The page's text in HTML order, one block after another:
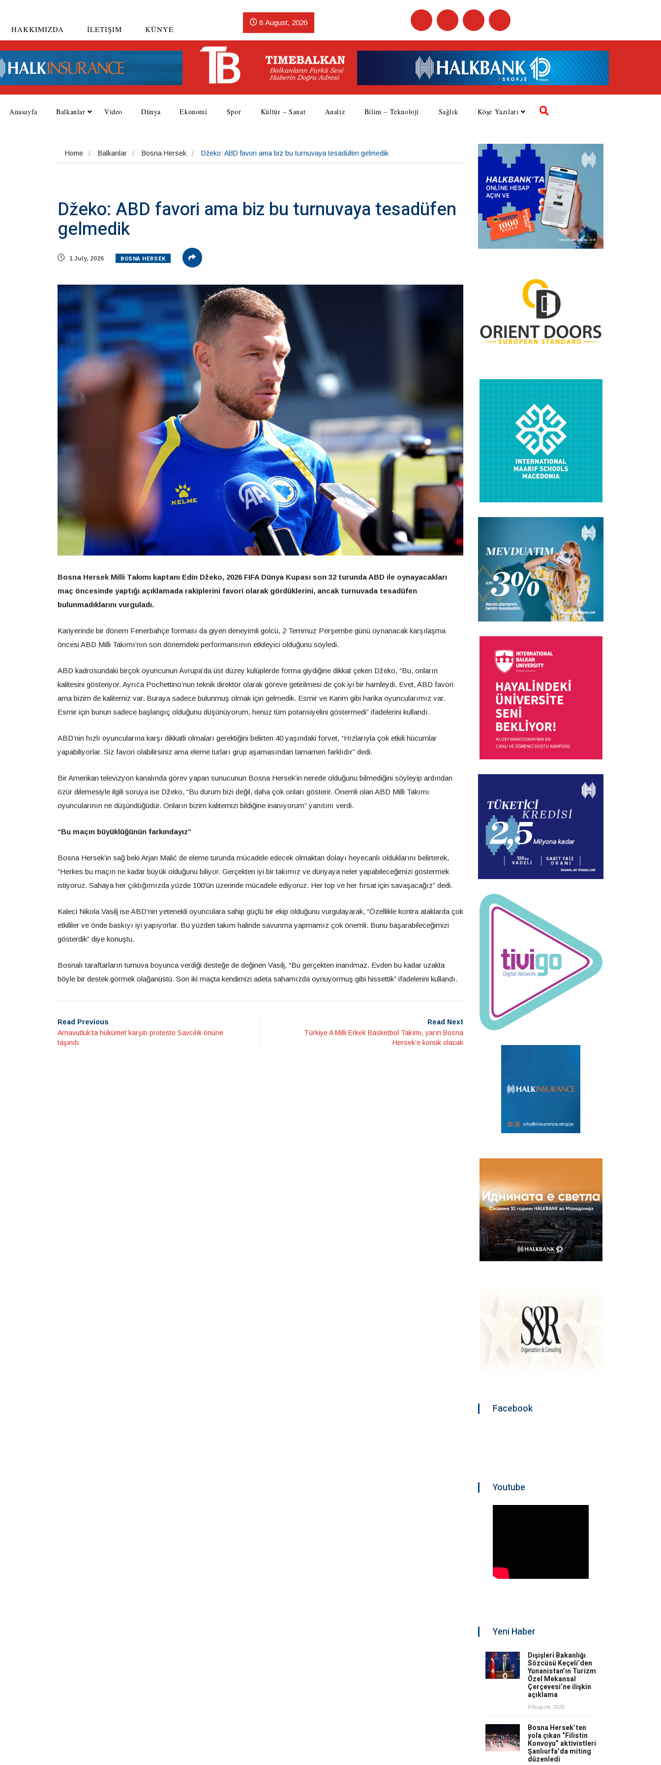
HAKKIMIZDA İLETIŞIM KÜNYE
8 August, 2026
Anasayfa Balkanlar Video Dünya Ekonomi Spor Kültür – Sanat Analiz Bilim – Teknoloji Sağlık Köşe Yazıları
Home Balkanlar Bosna Hersek Džeko: ABD favori ama biz bu turnuvaya tesadüfen gelmedik
Džeko: ABD favori ama biz bu turnuvaya tesadüfen
gelmedik
1 July, 2026 BOSNA HERSEK
Bosna Hersek Milli Takımı kaptanı Edin Džeko, 2026 FIFA Dünya Kupası son 32 turunda ABD ile oynayacakları
maç öncesinde yaptığı açıklamada rakiplerini favori olarak gördüklerini, ancak turnuvada tesadüfen
bulunmadıklarını vurguladı.
Kariyerinde bir dönem Fenerbahçe forması da giyen deneyimli golcü, 2 Temmuz Perşembe günü oynanacak karşılaşma
öncesi ABD Milli Takımı’nın son dönemdeki performansının etkileyici olduğunu söyledi.
ABD kadrosundaki birçok oyuncunun Avrupa’da üst düzey kulüplerde forma giydiğine dikkat çeken Džeko, “Bu, onların
kalitesini gösteriyor. Ayrıca Pochettino’nun teknik direktör olarak göreve getirilmesi de çok iyi bir hamleydi. Evet, ABD favori
ama bizim de kalitemiz var. Buraya sadece bulunmuş olmak için gelmedik. Esmir ve Karim gibi harika oyuncularımız var.
Esmir için bunun sadece başlangıç olduğunu düşünüyorum, henüz tüm potansiyelini göstermedi” ifadelerini kullandı.
ABD’nin hızlı oyuncularına karşı dikkatli olmaları gerektiğini belirten 40 yaşındaki forvet, “Hızlarıyla çok etkili hücumlar
yapabiliyorlar. Siz favori olabilirsiniz ama eleme turları grup aşamasından tamamen farklıdır” dedi.
Bir Amerikan televizyon kanalında görev yapan sunucunun Bosna Hersek’in nerede olduğunu bilmediğini söyleyip ardından
özür dilemesiyle ilgili soruya ise Džeko, “Bu durum bizi değil, daha çok onları gösterir. Önemli olan ABD Milli Takımı
oyuncularının ne düşündüğüdür. Onların bizim kalitemizi bildiğine inanıyorum” yanıtını verdi.
“Bu maçın büyüklüğünün farkındayız”
Bosna Hersek’in sağ beki Arjan Malić de eleme turunda mücadele edecek olmaktan dolayı heyecanlı olduklarını belirterek,
“Herkes bu maçın ne kadar büyük olduğunu biliyor. Gerçekten iyi bir takımız ve dünyaya neler yapabileceğimizi göstermek
istiyoruz. Sahaya her çıktığımızda yüzde 100’ün üzerinde mücadele ediyoruz. Her top ve her fırsat için savaşacağız” dedi.
Kaleci Nikola Vasilj ise ABD’nin yetenekli oyunculara sahip güçlü bir ekip olduğunu vurgulayarak, “Özellikle kontra ataklarda çok
etkililer ve önde baskıyı iyi yapıyorlar. Bu yüzden takım halinde savunma yapmamız çok önemli. Bunu başarabileceğimizi
gösterdik” diye konuştu.
Bosnalı taraftarların turnuva boyunca verdiği desteğe de değinen Vasilj, “Bu gerçekten inanılmaz. Evden bu kadar uzakta
böyle bir destek görmek olağanüstü. Son iki maçta kendimizi adeta sahamızda oynuyormuş gibi hissettik” ifadelerini kullandı.
Read Previous
Arnavutluk’ta hükümet karşıtı protesto Savcılık önüne
taşındı
Read Next
Türkiye A Milli Erkek Basketbol Takımı, yarın Bosna
Hersek’e konuk olacak
Facebook
Youtube
Yeni Haber
Dışişleri Bakanlığı
Sözcüsü Keçeli’den
Yunanistan’ın Turizm
Özel Mekansal
Çerçevesi’ne ilişkin
açıklama
8 August, 2026
Bosna Hersek’ten
yola çıkan “Filistin
Konvoyu” aktivistleri
Şanlıurfa’da miting
düzenledi